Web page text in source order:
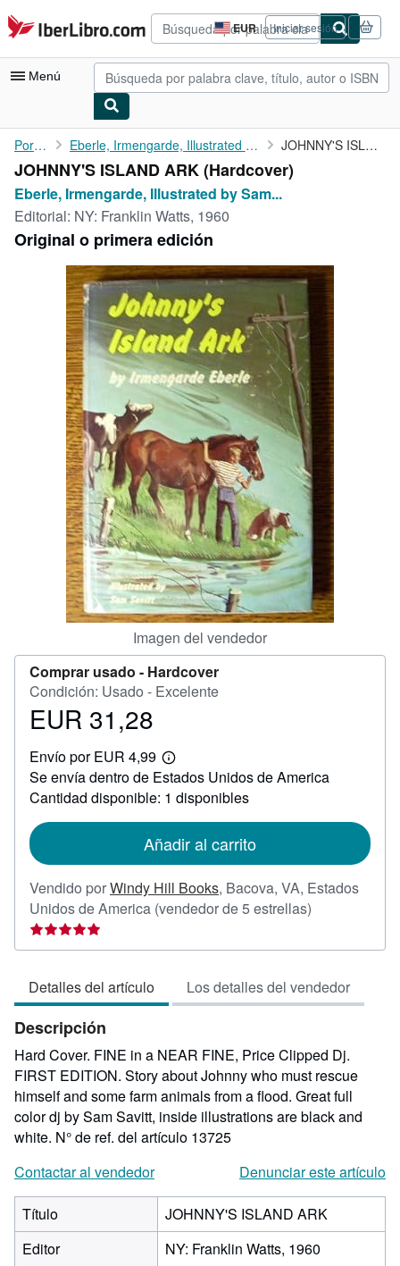
Pasar al contenido principal
IberLibro.com EUR
Preferencias
de
compra
del
Iniciar sesión
Menú
Mi cuenta
Consultar mis pedidos
Búsqueda avanzada
Colecciones
Libros antiguos
Arte y coleccionismo
Vendedores
Comenzar a vender
CERRAR
Portada Eberle, Irmengarde, Illustrated by Sam Savitt JOHNNY'S ISLAND ARK
JOHNNY'S ISLAND ARK (Hardcover)
Eberle, Irmengarde, Illustrated by Sam...
Editorial: NY: Franklin Watts, 1960
Original o primera edición
Imagen del vendedor
Comprar usado - Hardcover
Condición: Usado - Excelente
Precio
31,28
EUR 31,28
Envío por EUR 4,99
Más
información
sobre
las
envío
Se envía dentro de Estados Unidos de America
Cantidad disponible: 1 disponibles
Añadir al carrito
Vendido porWindy Hill Books, Bacova, VA, Estados
Unidos de America (vendedor de 5 estrellas)
vendedor:
de
5
Detalles del artículo Los detalles del vendedor
Descripción
Hard Cover. FINE in a NEAR FINE, Price Clipped Dj.
FIRST EDITION. Story about Johnny who must rescue
himself and some farm animals from a flood. Great full
color dj by Sam Savitt, inside illustrations are black and
white. N° de ref. del artículo 13725
Contactar al vendedor
Denunciar este artículo
Título
JOHNNY'S ISLAND ARK
Editor
NY: Franklin Watts, 1960